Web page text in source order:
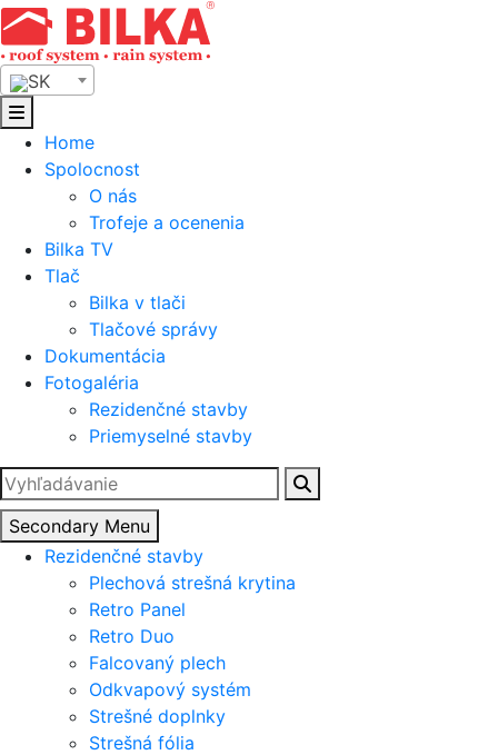
Skip
to
content
SK
Home
Spolocnost
O nás
Trofeje a ocenenia
Bilka TV
Tlač
Bilka v tlači
Tlačové správy
Dokumentácia
Fotogaléria
Rezidenčné stavby
Priemyselné stavby
Hľadať:
Secondary Menu
Rezidenčné stavby
Plechová strešná krytina
Retro Panel
Retro Duo
Falcovaný plech
Odkvapový systém
Strešné doplnky
Strešná fólia